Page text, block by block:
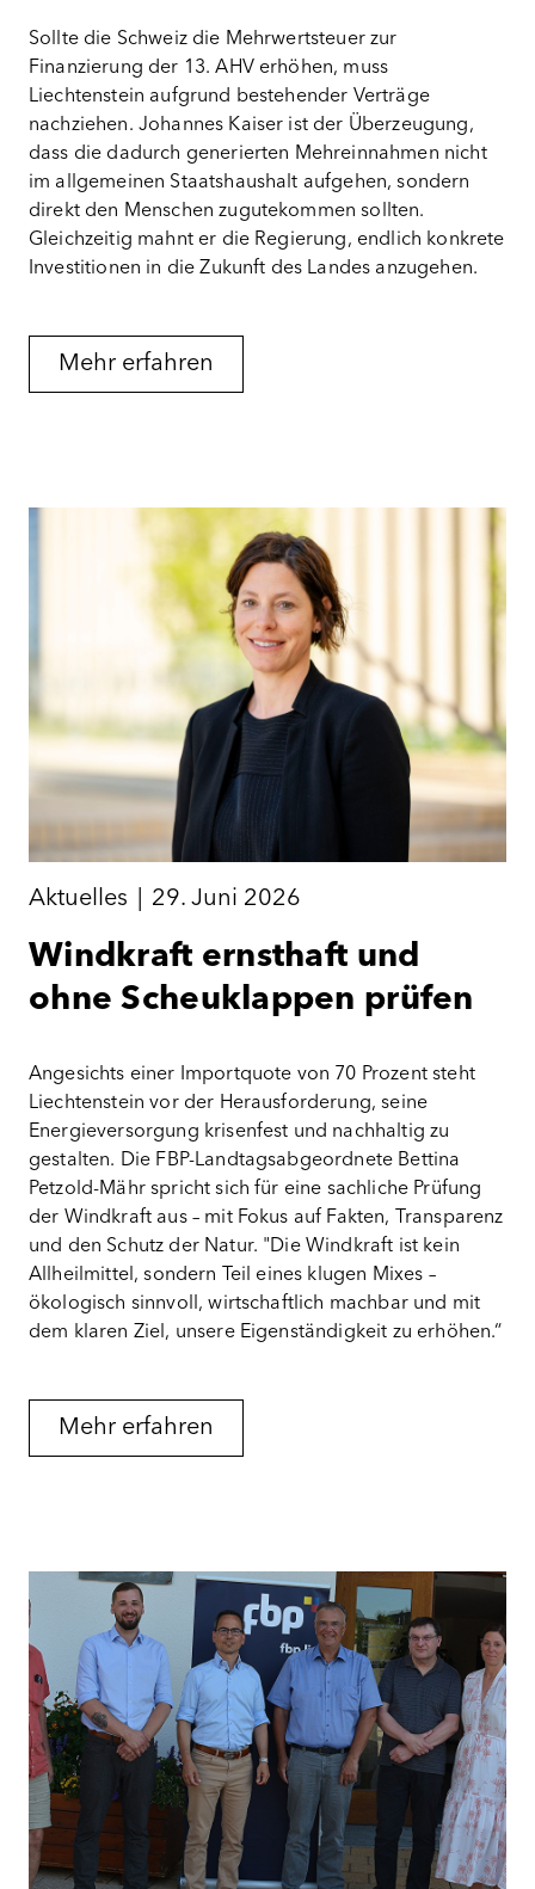
Sollte die Schweiz die Mehrwertsteuer zur
Finanzierung der 13. AHV erhöhen, muss
Liechtenstein aufgrund bestehender Verträge
nachziehen. Johannes Kaiser ist der Überzeugung,
dass die dadurch generierten Mehreinnahmen nicht
im allgemeinen Staatshaushalt aufgehen, sondern
direkt den Menschen zugutekommen sollten.
Gleichzeitig mahnt er die Regierung, endlich konkrete
Investitionen in die Zukunft des Landes anzugehen.
Mehr erfahren
Aktuelles 29. Juni 2026
Windkraft ernsthaft und
ohne Scheuklappen prüfen
Angesichts einer Importquote von 70 Prozent steht
Liechtenstein vor der Herausforderung, seine
Energieversorgung krisenfest und nachhaltig zu
gestalten. Die FBP-Landtagsabgeordnete Bettina
Petzold-Mähr spricht sich für eine sachliche Prüfung
der Windkraft aus – mit Fokus auf Fakten, Transparenz
und den Schutz der Natur. "Die Windkraft ist kein
Allheilmittel, sondern Teil eines klugen Mixes –
ökologisch sinnvoll, wirtschaftlich machbar und mit
dem klaren Ziel, unsere Eigenständigkeit zu erhöhen.“
Mehr erfahren